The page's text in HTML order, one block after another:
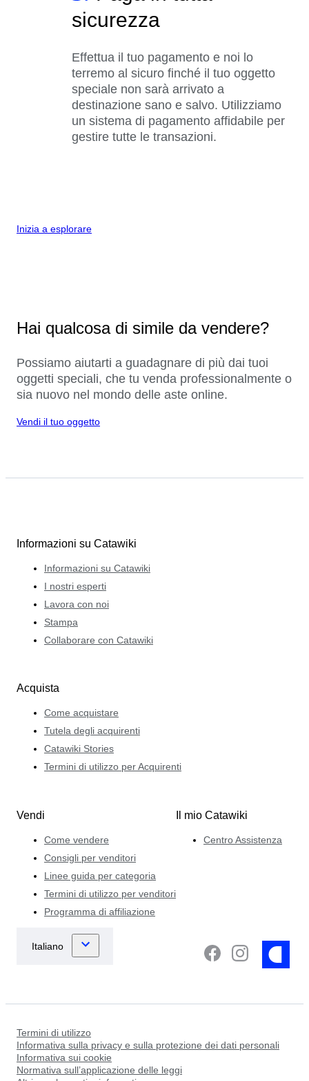
sicurezza
Effettua il tuo pagamento e noi lo
terremo al sicuro finché il tuo oggetto
speciale non sarà arrivato a
destinazione sano e salvo. Utilizziamo
un sistema di pagamento affidabile per
gestire tutte le transazioni.
Inizia a esplorare
Hai qualcosa di simile da vendere?
Possiamo aiutarti a guadagnare di più dai tuoi
oggetti speciali, che tu venda professionalmente o
sia nuovo nel mondo delle aste online.
Vendi il tuo oggetto
Informazioni su Catawiki
Informazioni su Catawiki
I nostri esperti
Lavora con noi
Stampa
Collaborare con Catawiki
Acquista
Come acquistare
Tutela degli acquirenti
Catawiki Stories
Termini di utilizzo per Acquirenti
Vendi
Come vendere
Consigli per venditori
Linee guida per categoria
Termini di utilizzo per venditori
Programma di affiliazione
Il mio Catawiki
Centro Assistenza
Termini di utilizzo
Informativa sulla privacy e sulla protezione dei dati personali
Informativa sui cookie
Normativa sull’applicazione delle leggi